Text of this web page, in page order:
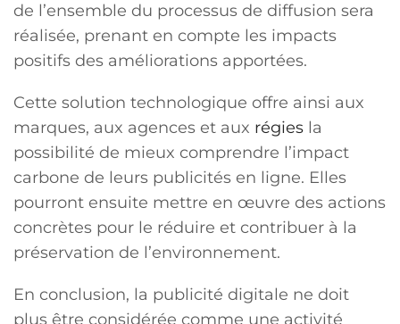
de l’ensemble du processus de diffusion sera
réalisée, prenant en compte les impacts
positifs des améliorations apportées.
Cette solution technologique offre ainsi aux
marques, aux agences et aux régies la
possibilité de mieux comprendre l’impact
carbone de leurs publicités en ligne. Elles
pourront ensuite mettre en œuvre des actions
concrètes pour le réduire et contribuer à la
préservation de l’environnement.
En conclusion, la publicité digitale ne doit
plus être considérée comme une activité